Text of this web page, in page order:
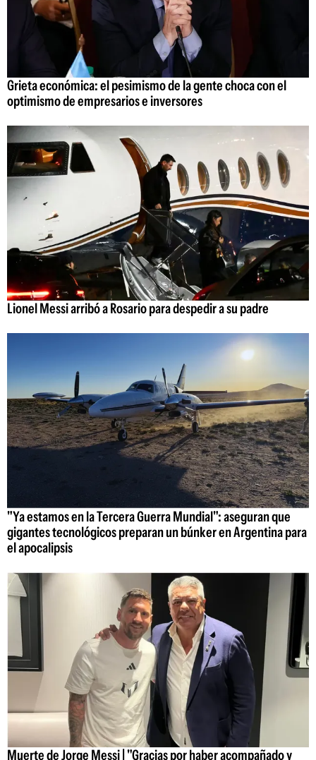
Grieta económica: el pesimismo de la gente choca con el
optimismo de empresarios e inversores
Lionel Messi arribó a Rosario para despedir a su padre
"Ya estamos en la Tercera Guerra Mundial": aseguran que
gigantes tecnológicos preparan un búnker en Argentina para
el apocalipsis
Muerte de Jorge Messi | "Gracias por haber acompañado y